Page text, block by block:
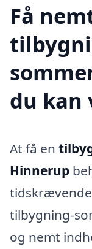
Få
du kan
At få en
Hinnerup
tilbygning-
og nemt